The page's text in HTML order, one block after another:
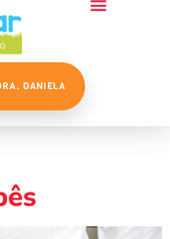
DANIELA